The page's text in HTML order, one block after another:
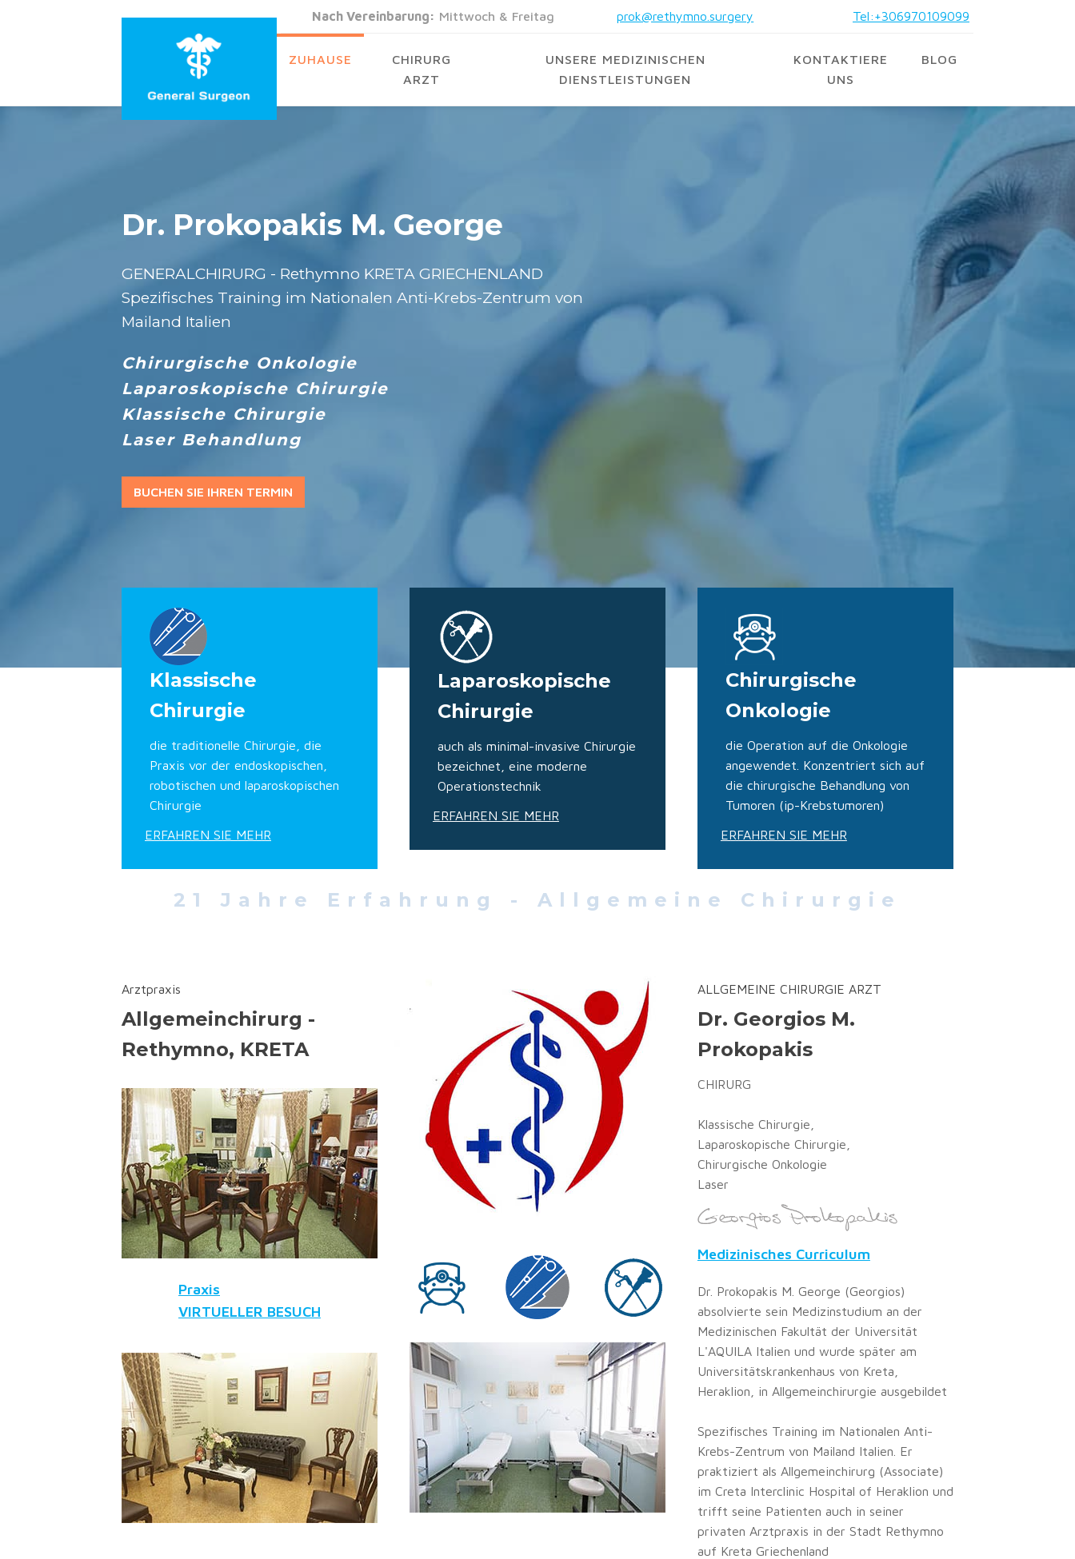
Nach Vereinbarung: Mittwoch & Freitag prok@rethymno.surgery Tel:+306970109099
ZUHAUSE
CHIRURG
ARZT
UNSERE MEDIZINISCHEN
DIENSTLEISTUNGEN
KONTAKTIERE
UNS
BLOG
Dr. Prokopakis M. George
GENERALCHIRURG - Rethymno KRETA GRIECHENLAND
Spezifisches Training im Nationalen Anti-Krebs-Zentrum von
Mailand Italien
Chirurgische Onkologie
Laparoskopische Chirurgie
Klassische Chirurgie
Laser Behandlung
BUCHEN SIE IHREN TERMIN
Klassische
Chirurgie
die traditionelle Chirurgie, die
Praxis vor der endoskopischen,
robotischen und laparoskopischen
Chirurgie
ERFAHREN SIE MEHR
Laparoskopische
Chirurgie
auch als minimal-invasive Chirurgie
bezeichnet, eine moderne
Operationstechnik
ERFAHREN SIE MEHR
Chirurgische
Onkologie
die Operation auf die Onkologie
angewendet. Konzentriert sich auf
die chirurgische Behandlung von
Tumoren (ip-Krebstumoren)
ERFAHREN SIE MEHR
21 Jahre Erfahrung - Allgemeine Chirurgie
Arztpraxis
Allgemeinchirurg -
Rethymno, KRETA
Praxis
VIRTUELLER BESUCH
ALLGEMEINE CHIRURGIE ARZT
Dr. Georgios M.
Prokopakis
CHIRURG
Klassische Chirurgie,
Laparoskopische Chirurgie,
Chirurgische Onkologie
Laser
Medizinisches Curriculum
Dr. Prokopakis M. George (Georgios)
absolvierte sein Medizinstudium an der
Medizinischen Fakultät der Universität
L'AQUILA Italien und wurde später am
Universitätskrankenhaus von Kreta,
Heraklion, in Allgemeinchirurgie ausgebildet
Spezifisches Training im Nationalen Anti-
Krebs-Zentrum von Mailand Italien. Er
praktiziert als Allgemeinchirurg (Associate)
im Creta Interclinic Hospital of Heraklion und
trifft seine Patienten auch in seiner
privaten Arztpraxis in der Stadt Rethymno
auf Kreta Griechenland